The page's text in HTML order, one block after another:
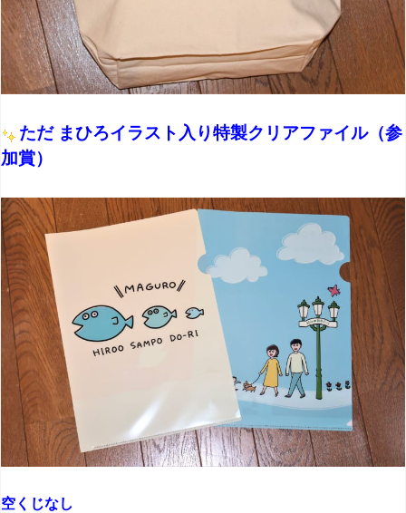
ただ まひろイラスト入り特製クリアファイル（参
加賞）
空くじなし